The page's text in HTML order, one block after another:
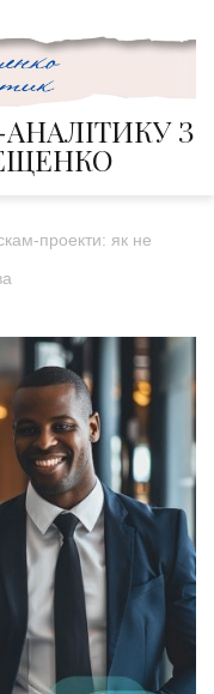
З
проекти: як не